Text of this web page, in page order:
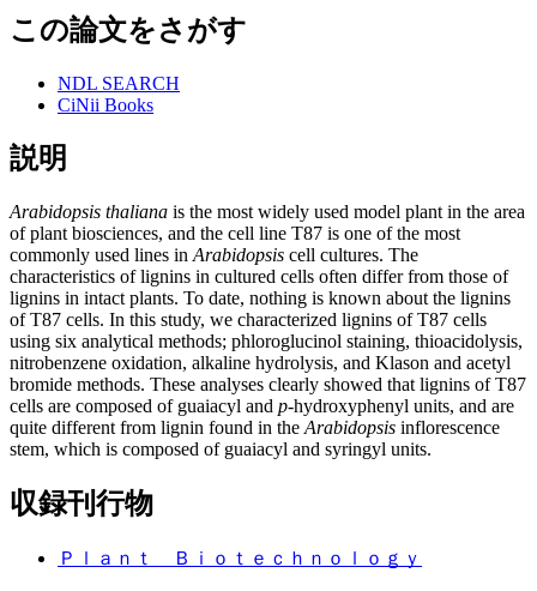
この論文をさがす
NDL SEARCH
CiNii Books
説明
Arabidopsis thaliana is the most widely used model plant in the area
of plant biosciences, and the cell line T87 is one of the most
commonly used lines in Arabidopsis cell cultures. The
characteristics of lignins in cultured cells often differ from those of
lignins in intact plants. To date, nothing is known about the lignins
of T87 cells. In this study, we characterized lignins of T87 cells
using six analytical methods; phloroglucinol staining, thioacidolysis,
nitrobenzene oxidation, alkaline hydrolysis, and Klason and acetyl
bromide methods. These analyses clearly showed that lignins of T87
cells are composed of guaiacyl and p-hydroxyphenyl units, and are
quite different from lignin found in the Arabidopsis inflorescence
stem, which is composed of guaiacyl and syringyl units.
収録刊行物
Ｐｌａｎｔ Ｂｉｏｔｅｃｈｎｏｌｏｇｙ